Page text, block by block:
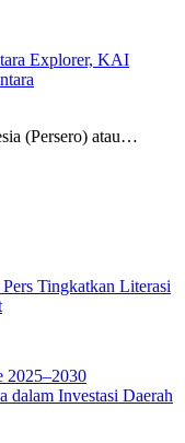
Explorer, KAI
(Persero) atau…
Tingkatkan Literasi
2025–2030
Investasi Daerah